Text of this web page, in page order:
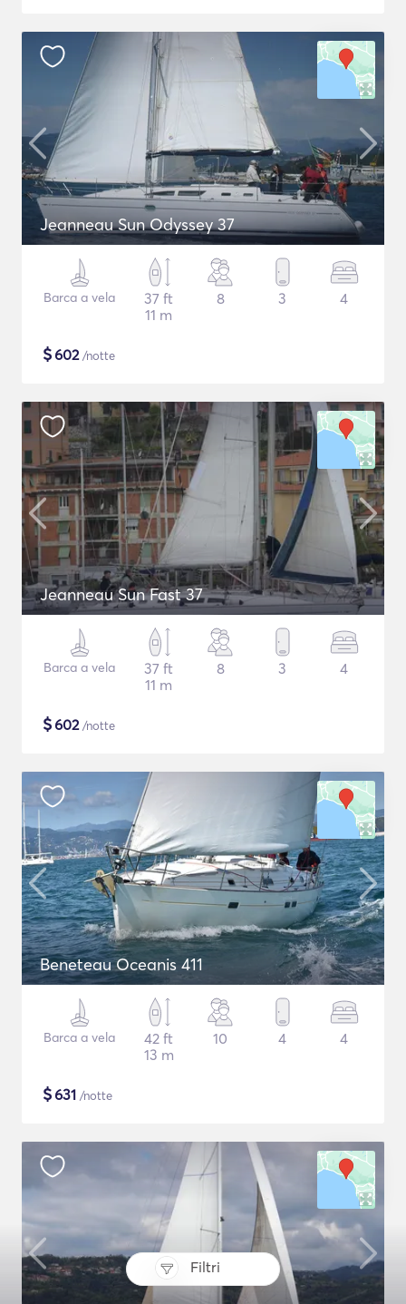
Filtri
Jeanneau Sun Odyssey 37
Barca a vela
37 ft
11 m
8 3 4
$602/notte
Jeanneau Sun Fast 37
Barca a vela
37 ft
11 m
8 3 4
$602/notte
Beneteau Oceanis 411
Barca a vela
42 ft
13 m
10 4 4
$631 /notte